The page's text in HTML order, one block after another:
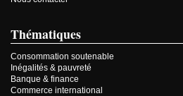
Thématiques
Consommation soutenable
Inégalités & pauvreté
Banque & finance
Commerce international